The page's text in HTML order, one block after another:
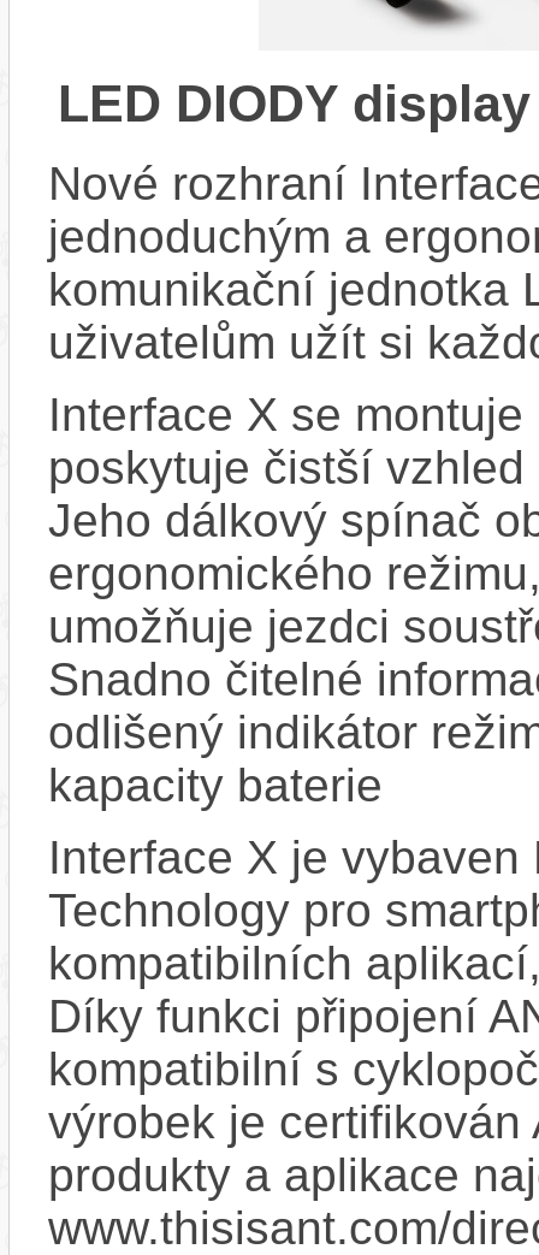
LED DIODY
Nové rozhraní
jednoduchým a
komunikační jednotka
uživatelům užít si
Interface X se
poskytuje čistší
Jeho dálkový spínač
ergonomického
umožňuje jezdci
Snadno čitelné
odlišený indikátor
kapacity baterie
Interface X je
Technology pro
kompatibilních
Díky funkci připojení
kompatibilní s
výrobek je
produkty a aplikace
www.thisisant.com/